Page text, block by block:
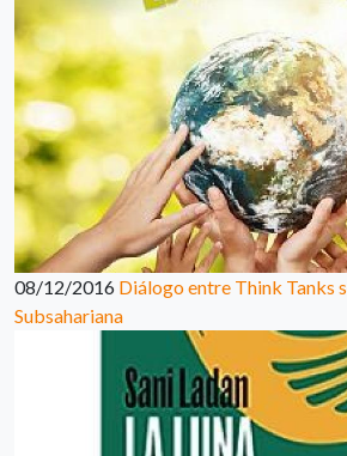
08/12/2016 Diálogo entre Think Tanks
Subsahariana